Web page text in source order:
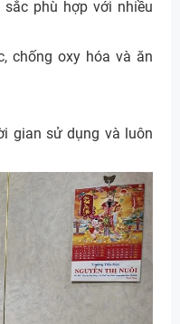
phù hợp với nhiều
chống oxy hóa và ăn
gian sử dụng và luôn